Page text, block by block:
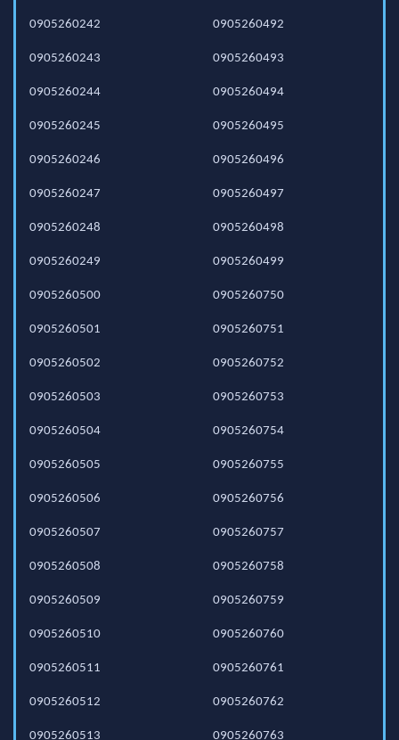
0905260242
0905260243
0905260244
0905260245
0905260246
0905260247
0905260248
0905260249
0905260492
0905260493
0905260494
0905260495
0905260496
0905260497
0905260498
0905260499
0905260500
0905260501
0905260502
0905260503
0905260504
0905260505
0905260506
0905260507
0905260508
0905260509
0905260510
0905260511
0905260512
0905260513
0905260750
0905260751
0905260752
0905260753
0905260754
0905260755
0905260756
0905260757
0905260758
0905260759
0905260760
0905260761
0905260762
0905260763